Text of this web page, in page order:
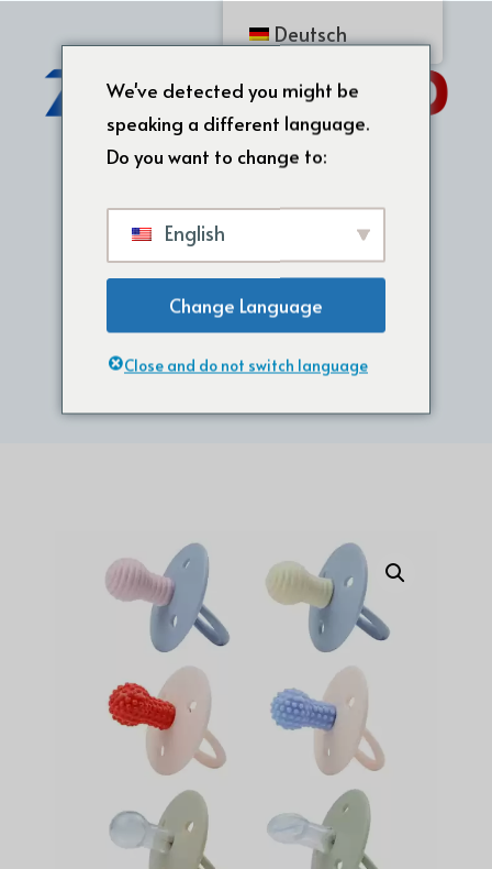
Startseite/LSR-Spritzgießen
Brustwarzen aus Silikon
Deutsch
We've detected you might be
speaking a different language.
Do you want to change to:
English
Change Language
Close and do not switch language